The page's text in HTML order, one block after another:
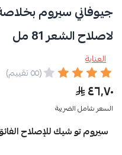
جيوفاني سيروم
لاصلاح الشعر 81 مل
العناية
(٥٥ تقييم)
٤٦٫٧٠
السعر شامل الضريبة
سيروم تو شيك للإصلاح